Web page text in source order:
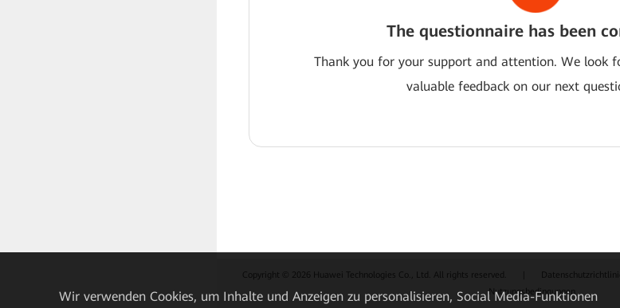
The questionnaire has been
Thank you for your support and attention. We look
valuable feedback on our next
Copyright © 2026 Huawei Technologies Co., Ltd. All rights reserved. Datenschutzrichtlinie
Nutzungsbedingungen
Wir verwenden Cookies, um Inhalte und Anzeigen zu personalisieren, Social Media-Funktionen